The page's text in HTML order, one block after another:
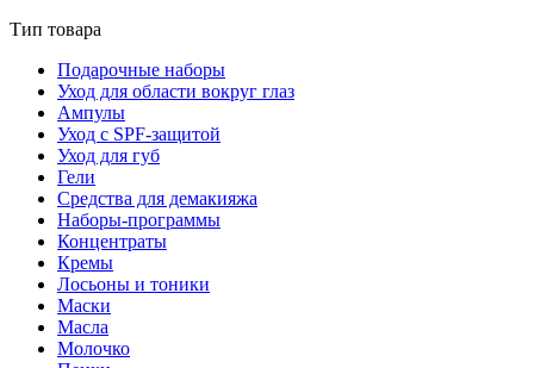
Тип товара
Подарочные наборы
Уход для области вокруг глаз
Ампулы
Уход с SPF-защитой
Уход для губ
Гели
Средства для демакияжа
Наборы-программы
Концентраты
Кремы
Лосьоны и тоники
Маски
Масла
Молочко